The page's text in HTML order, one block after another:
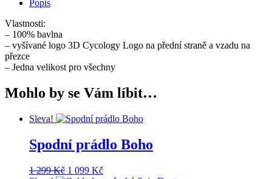
Popis
Vlastnosti:
– 100% bavlna
– vyšívané logo 3D Cycology Logo na přední straně a vzadu na
přezce
– Jedna velikost pro všechny
Mohlo by se Vám líbit…
Sleva!
Spodní prádlo Boho
1 299Kč Původní
1 099 KčAktuální